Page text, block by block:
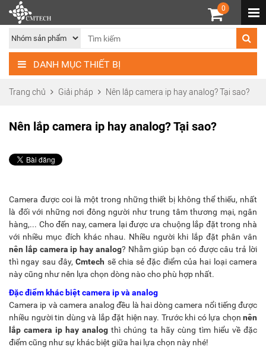
0
DANH MỤC THIẾT BỊ
Trang chủ Giải pháp Nên lắp camera ip hay analog? Tại sao?
Nên lắp camera ip hay analog? Tại sao?
Camera được coi là một trong những thiết bị không thể thiếu, nhất
là đối với những nơi đông người như trung tâm thương mại, ngân
hàng,... Cho đến nay, camera lại được ưa chuộng lắp đặt trong nhà
với nhiều mục đích khác nhau. Nhiều người khi lắp đặt phân vân
nên lắp camera ip hay analog? Nhằm giúp bạn có được câu trả lời
thì ngay sau đây,Cmtech sẽ chia sẻ đặc điểm của hai loại camera
này cũng như nên lựa chọn dòng nào cho phù hợp nhất.
Đặc điểm khác biệt camera ip và analog
Camera ip và camera analog đều là hai dòng camera nổi tiếng được
nhiều người tin dùng và lắp đặt hiện nay. Trước khi có lựa chọn nên
lắp camera ip hay analog thì chúng ta hãy cùng tìm hiểu về đặc
điểm cũng như sự khác biệt giữa hai lựa chọn này nhé!